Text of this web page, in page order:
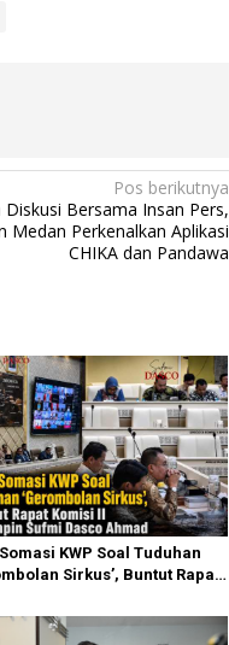
Pos berikutnya
Diskusi Bersama Insan Pers,
Medan Perkenalkan Aplikasi
CHIKA dan Pandawa
KWP Soal Tuduhan
Sirkus’, Buntut Rapat